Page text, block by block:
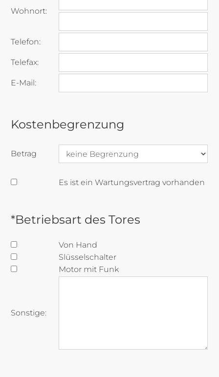
Wohnort:
Telefon:
Telefax:
E-Mail:
Kostenbegrenzung
Betrag
Es ist ein Wartungsvertrag vorhanden
*Betriebsart des Tores
Von Hand
Slüsselschalter
Motor mit Funk
Sonstige: